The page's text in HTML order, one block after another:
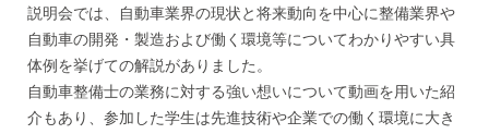
説明会では、自動車業界の現状と将来動向を中心に整備業界や
自動車の開発・製造および働く環境等についてわかりやすい具
体例を挙げての解説がありました。
自動車整備士の業務に対する強い想いについて動画を用いた紹
介もあり、参加した学生は先進技術や企業での働く環境に大き